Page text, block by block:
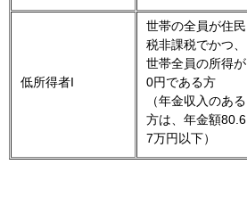
低所得者I
世帯の全員が住民
税非課税でかつ、
世帯全員の所得が
0円である方
（年金収入のある
方は、年金額80.6
7万円以下）